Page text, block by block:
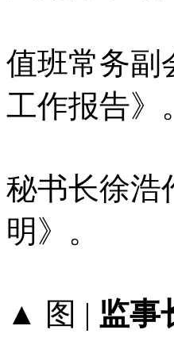
值班常务副
工作报告》
秘书长徐浩
明》。
▲ 图 | 监事